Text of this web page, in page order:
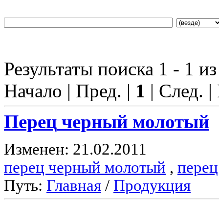
Результаты поиска 1 - 1
Начало | Пред. | 1 | След.
Перец черный молотый
Изменен: 21.02.2011
перец черный молотый , перец
Путь: Главная / Продукция